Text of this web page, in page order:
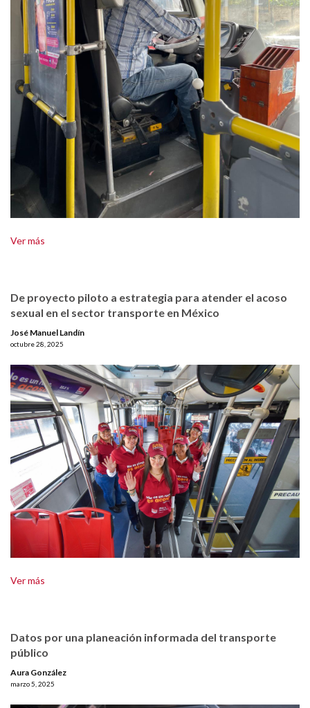
Ver más
De proyecto piloto a estrategia para atender el acoso
sexual en el sector transporte en México
José Manuel Landín
octubre 28, 2025
Ver más
Datos por una planeación informada del transporte
público
Aura González
marzo 5, 2025